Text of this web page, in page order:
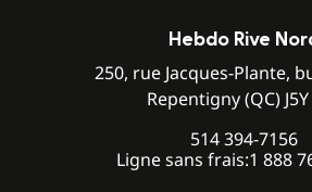
Hebdo Rive
250, rue Jacques-Plante,
Repentigny (QC)
514 394-7156
Ligne sans frais:1 888